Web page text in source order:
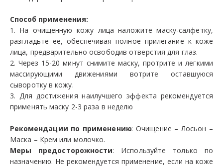
Способ применения:
1. На очищенную кожу лица наложите маску-салфетку,
разгладьте ее, обеспечивая полное прилегание к коже
лица, предварительно освободив отверстия для глаз.
2. Через 15-20 минут снимите маску, протрите и легкими
массирующими движениями вотрите оставшуюся
сыворотку в кожу.
3. Для достижения наилучшего эффекта рекомендуется
применять маску 2-3 раза в неделю
Рекомендации по применению: Очищение – Лосьон –
Маска – Крем или молочко.
Меры предосторожности: Используйте только по
назначению. Не рекомендуется применение, если на коже